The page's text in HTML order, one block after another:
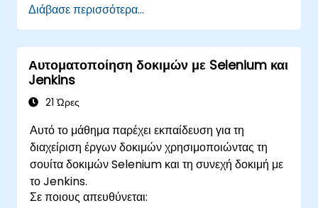
Δημιουργούν και να διαχειρίζονται εργασίες
Jenkins για τη δημιουργία και τον έλεγχο
εφαρμογών.
Ρυθμίζουν και να προσαρμόζουν
αυτοματοποιημένους αγωγούς (pipelines) για
την ανάπτυξη λογισμικού.
Διάβασε περισσότερα...
Αυτοματοποίηση δοκιμών με Selenium και
Jenkins
21 Ώρες
Αυτό το μάθημα παρέχει εκπαίδευση για τη
διαχείριση έργων δοκιμών χρησιμοποιώντας τη
σουίτα δοκιμών Selenium και τη συνεχή δοκιμή με
το Jenkins.
Σε ποιους απευθύνεται: